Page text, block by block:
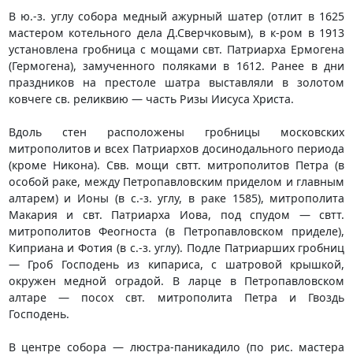
В ю.-з. углу собора медный ажурный шатер (отлит в 1625
мастером котельного дела Д.Сверчковым), в к-ром в 1913
установлена гробница с мощами свт. Патриарха Ермогена
(Гермогена), замученного поляками в 1612. Ранее в дни
праздников на престоле шатра выставляли в золотом
ковчеге св. реликвию — часть Ризы Иисуса Христа.
Вдоль стен расположены гробницы московских
митрополитов и всех Патриархов досинодального периода
(кроме Никона). Свв. мощи свтт. митрополитов Петра (в
особой раке, между Петропавловским приделом и главным
алтарем) и Ионы (в с.-з. углу, в раке 1585), митрополита
Макария и свт. Патриарха Иова, под спудом — свтт.
митрополитов Феогноста (в Петропавловском приделе),
Киприана и Фотия (в с.-з. углу). Подле Патриарших гробниц
— Гроб Господень из кипариса, с шатровой крышкой,
окружен медной оградой. В ларце в Петропавловском
алтаре — посох свт. митрополита Петра и Гвоздь
Господень.
В центре собора — люстра-паникадило (по рис. мастера